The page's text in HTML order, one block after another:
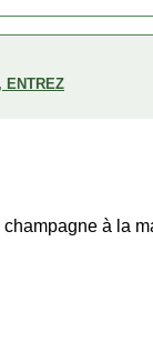
ENTREZ
à la